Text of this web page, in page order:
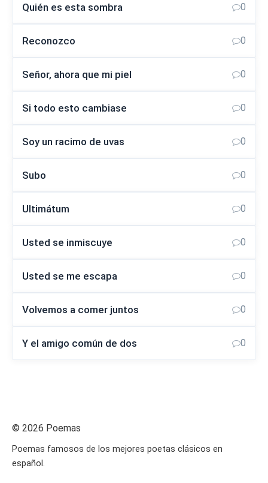
Quién es esta sombra 0
Reconozco 0
Señor, ahora que mi piel 0
Si todo esto cambiase 0
Soy un racimo de uvas 0
Subo 0
Ultimátum 0
Usted se inmiscuye 0
Usted se me escapa 0
Volvemos a comer juntos 0
Y el amigo común de dos 0
© 2026 Poemas
Poemas famosos de los mejores poetas clásicos en
español.